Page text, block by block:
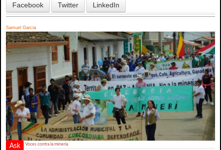
Facebook Twitter LinkedIn
Samuel Garcia
Ask Voces contra la minería